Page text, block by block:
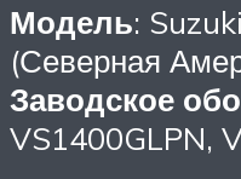
Модель:
(Северная
Заводское
VS1400GLPN,